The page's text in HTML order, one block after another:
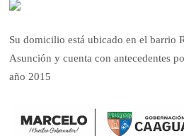
Su domicilio está ubicado en el barrio
Asunción y cuenta con antecedentes
año 2015